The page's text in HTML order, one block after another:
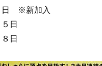
日 ※新加入
日
日